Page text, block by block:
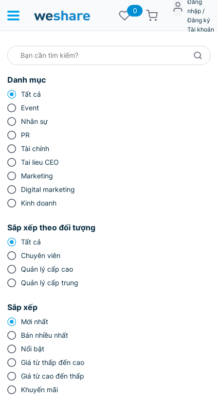
0
Đăng
nhập /
Đăng ký
Tài khoản
Danh mục
Tất cả
Event
Nhân sự
PR
Tài chính
Tai lieu CEO
Marketing
Digital marketing
Kinh doanh
Sắp xếp theo đối tượng
Tất cả
Chuyên viên
Quản lý cấp cao
Quản lý cấp trung
Sắp xếp
Mới nhất
Bán nhiều nhất
Nổi bật
Giá từ thấp đến cao
Giá từ cao đến thấp
Khuyến mãi